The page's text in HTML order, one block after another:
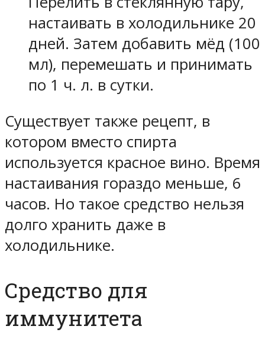
настаивать в холодильнике 20
дней. Затем добавить мёд (100
мл), перемешать и принимать
по 1 ч. л. в сутки.
Существует также рецепт, в
котором вместо спирта
используется красное вино. Время
настаивания гораздо меньше, 6
часов. Но такое средство нельзя
долго хранить даже в
холодильнике.
Средство для
иммунитета